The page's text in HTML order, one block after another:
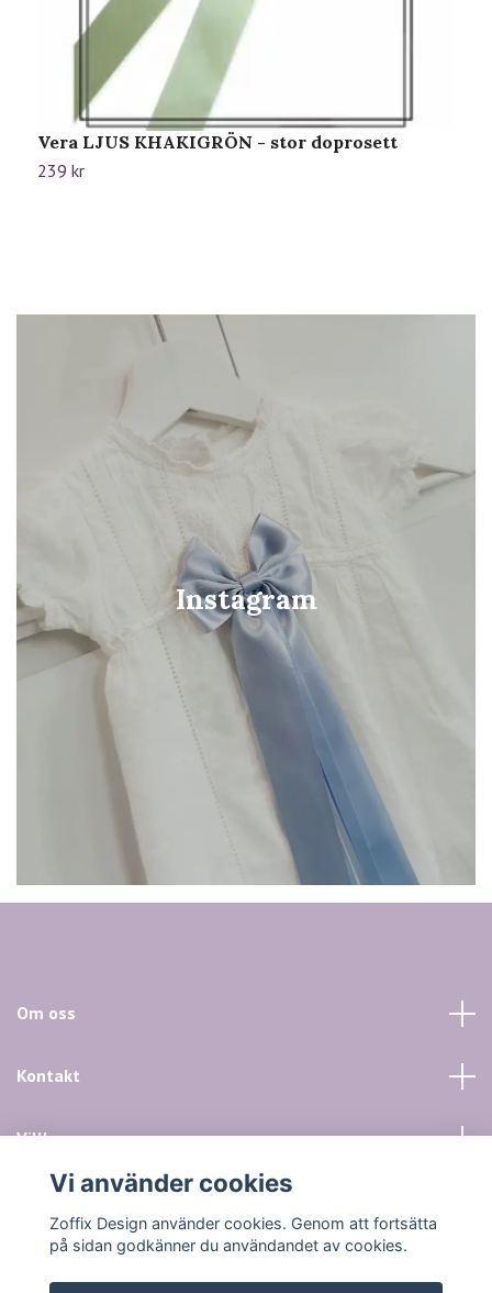
Instagram
Vera LJUS KHAKIGRÖN - stor doprosett
239 kr
Om oss
Kontakt
Villkor mm
Vi använder cookies
Zoffix Design använder cookies. Genom att fortsätta
på sidan godkänner du användandet av cookies.